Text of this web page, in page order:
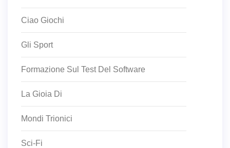
Ciao Giochi
Gli Sport
Formazione Sul Test Del Software
La Gioia Di
Mondi Trionici
Sci-Fi